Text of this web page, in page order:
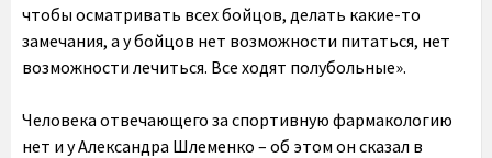
чтобы осматривать всех бойцов, делать какие-то
замечания, а у бойцов нет возможности питаться, нет
возможности лечиться. Все ходят полубольные».
Человека отвечающего за спортивную фармакологию
нет и у Александра Шлеменко – об этом он сказал в